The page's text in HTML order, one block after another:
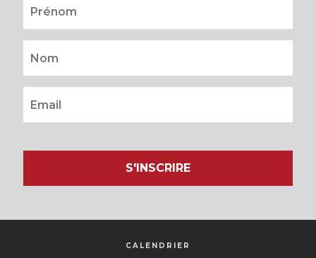
S'INSCRIRE
CALENDRIER